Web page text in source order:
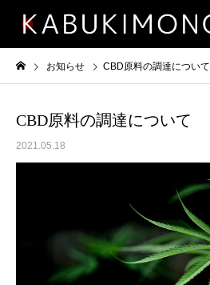
お知らせ CBD原料の調達について
CBD原料の調達について
2021.05.18